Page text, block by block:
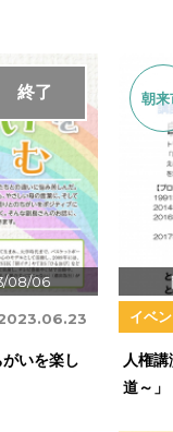
08/06
終了
いを楽し
朝来
イベ
人権
道～」